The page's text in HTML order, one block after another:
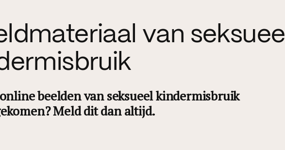
van seksueel
beelden van seksueel kindermisbruik
Meld dit dan altijd.